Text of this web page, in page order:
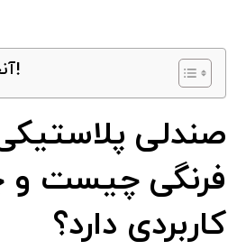
آنچه در اینجا میخوانید!
صندلی
فرنگی چیست و
کاربردی دارد؟